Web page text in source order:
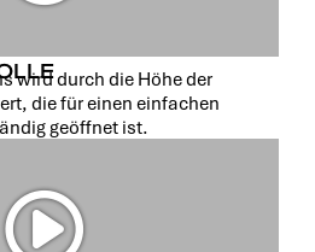
wird durch die Höhe der
die für einen einfachen
geöffnet ist.